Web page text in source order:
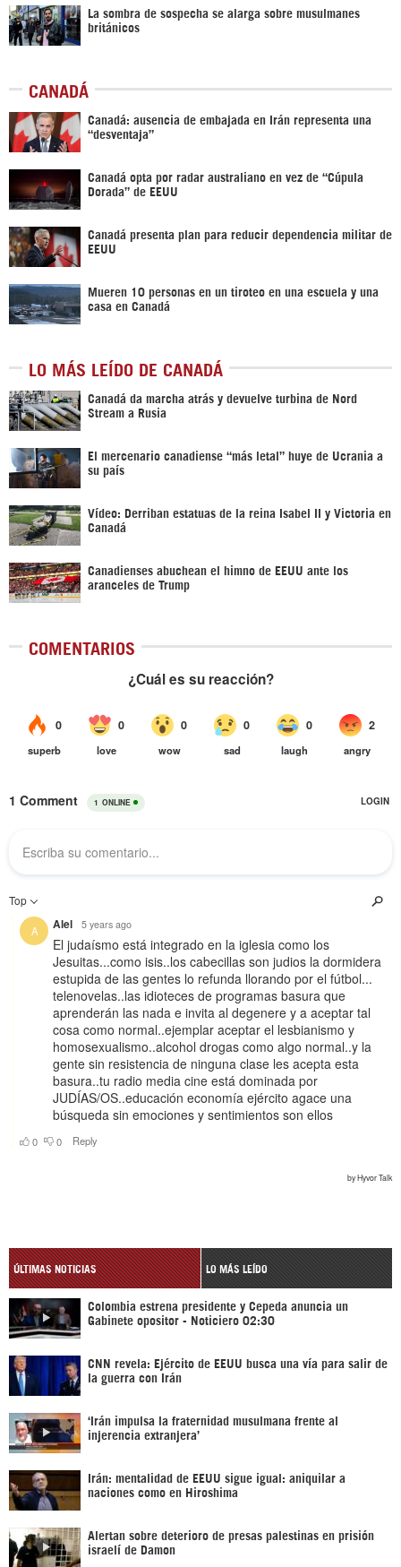
La sombra de sospecha se alarga sobre musulmanes
británicos
CANADÁ
Canadá: ausencia de embajada en Irán representa una
“desventaja”
Canadá opta por radar australiano en vez de “Cúpula
Dorada” de EEUU
Canadá presenta plan para reducir dependencia militar de
EEUU
Mueren 10 personas en un tiroteo en una escuela y una
casa en Canadá
LO MÁS LEÍDO DE CANADÁ
Canadá da marcha atrás y devuelve turbina de Nord
Stream a Rusia
El mercenario canadiense “más letal” huye de Ucrania a
su país
Vídeo: Derriban estatuas de la reina Isabel II y Victoria en
Canadá
Canadienses abuchean el himno de EEUU ante los
aranceles de Trump
COMENTARIOS
ÚLTIMAS NOTICIAS LO MÁS LEÍDO
Colombia estrena presidente y Cepeda anuncia un
Gabinete opositor - Noticiero 02:30
CNN revela: Ejército de EEUU busca una vía para salir de
la guerra con Irán
‘Irán impulsa la fraternidad musulmana frente al
injerencia extranjera’
Irán: mentalidad de EEUU sigue igual: aniquilar a
naciones como en Hiroshima
Alertan sobre deterioro de presas palestinas en prisión
israelí de Damon